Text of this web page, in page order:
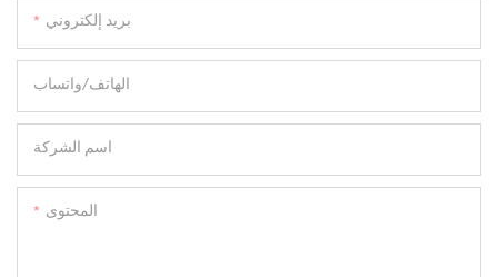
بريد إلكتروني
الهاتف/واتساب
اسم الشركة
المحتوى